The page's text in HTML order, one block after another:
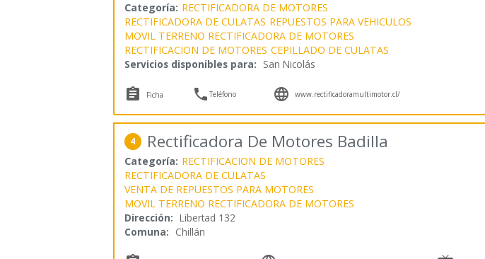
Categoría: RECTIFICADORA DE MOTORES
RECTIFICADORA DE CULATAS REPUESTOS PARA VEHICULOS
MOVIL TERRENO RECTIFICADORA DE MOTORES
RECTIFICACION DE MOTORES CEPILLADO DE CULATAS
Servicios disponibles para: San Nicolás
 Ficha Teléfono  www.rectificadoramultimotor.cl/
4 Rectificadora De Motores Badilla
Categoría: RECTIFICACION DE MOTORES
RECTIFICADORA DE CULATAS
VENTA DE REPUESTOS PARA MOTORES
MOVIL TERRENO RECTIFICADORA DE MOTORES
Dirección: Libertad 132
Comuna: Chillán